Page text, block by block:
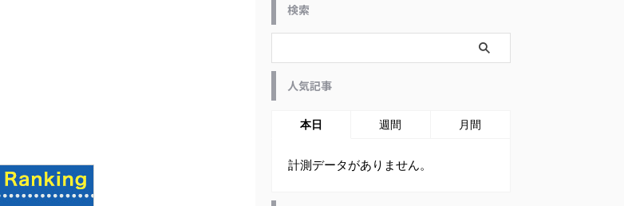
検索
人気記事
本日 週間 月間
計測データがありません。